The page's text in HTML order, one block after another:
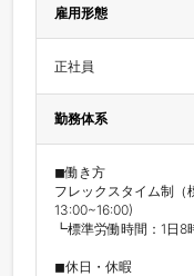
雇用形態
正社員
勤務体系
◼︎働き方
フレックスタイム制（
13:00~16:00)
┗標準労働時間：1日8
◼︎休日・休暇